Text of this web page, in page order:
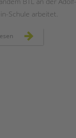
Schule arbeitet.
mädchenarbeit